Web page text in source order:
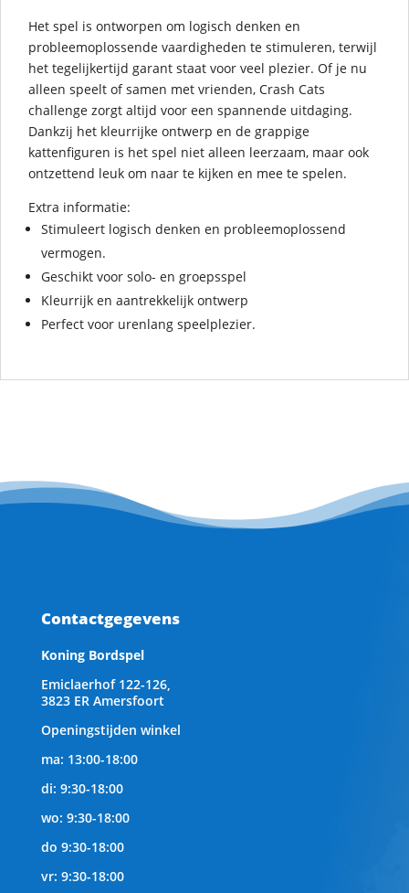
Het spel is ontworpen om logisch denken en
probleemoplossende vaardigheden te stimuleren, terwijl
het tegelijkertijd garant staat voor veel plezier. Of je nu
alleen speelt of samen met vrienden, Crash Cats
challenge zorgt altijd voor een spannende uitdaging.
Dankzij het kleurrijke ontwerp en de grappige
kattenfiguren is het spel niet alleen leerzaam, maar ook
ontzettend leuk om naar te kijken en mee te spelen.
Extra informatie:
Stimuleert logisch denken en probleemoplossend
vermogen.
Geschikt voor solo- en groepsspel
Kleurrijk en aantrekkelijk ontwerp
Perfect voor urenlang speelplezier.
Contactgegevens
Koning Bordspel
Emiclaerhof 122-126,
3823 ER Amersfoort
Openingstijden winkel
ma: 13:00-18:00
di: 9:30-18:00
wo: 9:30-18:00
do 9:30-18:00
vr: 9:30-18:00